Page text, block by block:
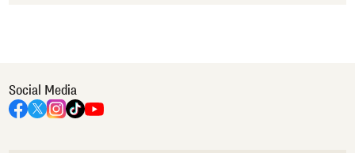
Social Media